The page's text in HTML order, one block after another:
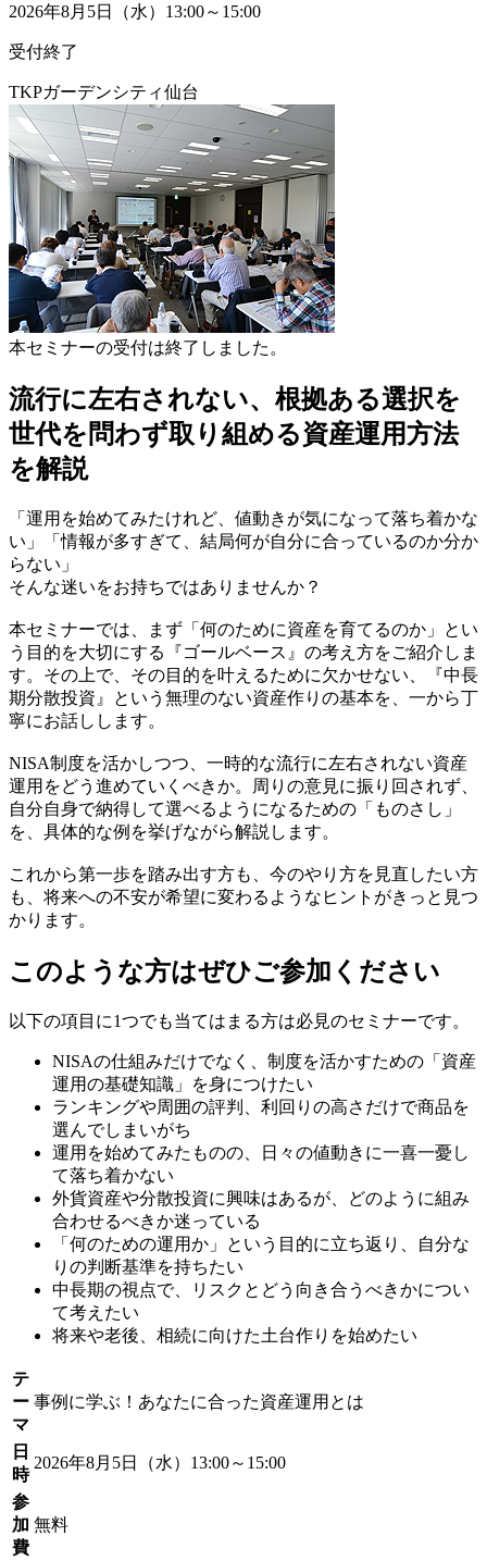
2026年8月5日（水）13:00～15:00
受付終了
TKPガーデンシティ仙台
本セミナーの受付は終了しました。
流行に左右されない、根拠ある選択を
世代を問わず取り組める資産運用方法
を解説
「運用を始めてみたけれど、値動きが気になって落ち着かな
い」「情報が多すぎて、結局何が自分に合っているのか分か
らない」
そんな迷いをお持ちではありませんか？
本セミナーでは、まず「何のために資産を育てるのか」とい
う目的を大切にする『ゴールベース』の考え方をご紹介しま
す。その上で、その目的を叶えるために欠かせない、『中長
期分散投資』という無理のない資産作りの基本を、一から丁
寧にお話しします。
NISA制度を活かしつつ、一時的な流行に左右されない資産
運用をどう進めていくべきか。周りの意見に振り回されず、
自分自身で納得して選べるようになるための「ものさし」
を、具体的な例を挙げながら解説します。
これから第一歩を踏み出す方も、今のやり方を見直したい方
も、将来への不安が希望に変わるようなヒントがきっと見つ
かります。
このような方はぜひご参加ください
以下の項目に1つでも当てはまる方は必見のセミナーです。
NISAの仕組みだけでなく、制度を活かすための「資産
運用の基礎知識」を身につけたい
ランキングや周囲の評判、利回りの高さだけで商品を
選んでしまいがち
運用を始めてみたものの、日々の値動きに一喜一憂し
て落ち着かない
外貨資産や分散投資に興味はあるが、どのように組み
合わせるべきか迷っている
「何のための運用か」という目的に立ち返り、自分な
りの判断基準を持ちたい
中長期の視点で、リスクとどう向き合うべきかについ
て考えたい
将来や老後、相続に向けた土台作りを始めたい
テ
ー
マ
事例に学ぶ！あなたに合った資産運用とは
日
時
2026年8月5日（水）13:00～15:00
参
加
費
無料